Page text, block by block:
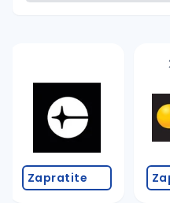
Takođe možete da:
proverite
povećajte radijus
promenite
Zapratite